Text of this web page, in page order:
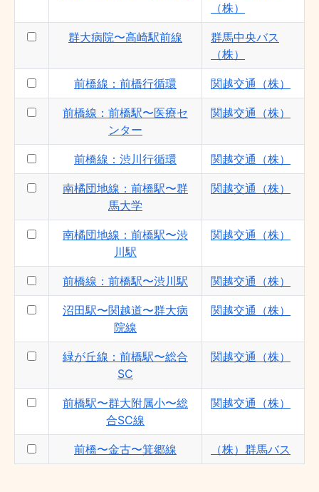
（株）
群大病院〜高崎駅前線
群馬中央バス
（株）
前橋線：前橋行循環 関越交通（株）
前橋線：前橋駅〜医療セ
ンター
関越交通（株）
前橋線：渋川行循環 関越交通（株）
南橘団地線：前橋駅〜群
馬大学
関越交通（株）
南橘団地線：前橋駅〜渋
川駅
関越交通（株）
前橋線：前橋駅〜渋川駅 関越交通（株）
沼田駅〜関越道〜群大病
院線
関越交通（株）
緑が丘線：前橋駅〜総合
SC
関越交通（株）
前橋駅〜群大附属小〜総
合SC線
関越交通（株）
前橋〜金古〜箕郷線 （株）群馬バス